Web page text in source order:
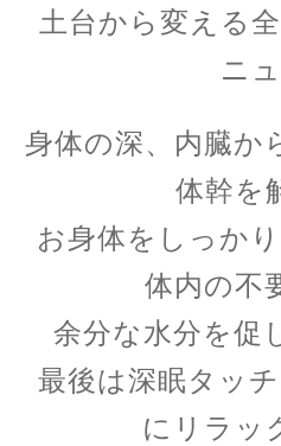
土台から変える
ニ
身体の深、内臓か
体幹を
お身体をしっか
体内の不
余分な水分を促
最後は深眠タッ
にリラッ